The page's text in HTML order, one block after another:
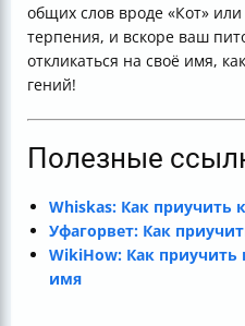
общих слов вроде «Кот»
терпения, и вскоре ваш
откликаться на своё имя,
гений!
Полезные
Whiskas: Как приучить
Уфагорвет: Как
WikiHow: Как приучить
имя